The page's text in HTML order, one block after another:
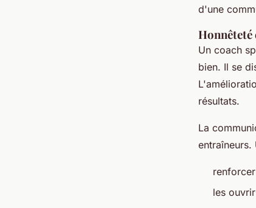
d'une
Un coach
bien. Il se
résultats.
La
entraîneurs.
les